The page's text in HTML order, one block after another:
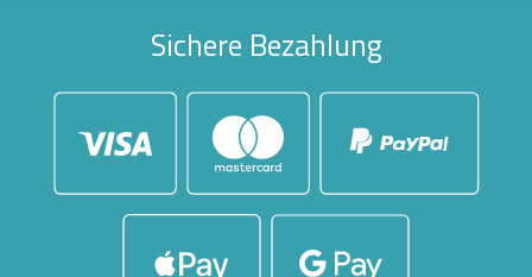
Sichere Bezahlung